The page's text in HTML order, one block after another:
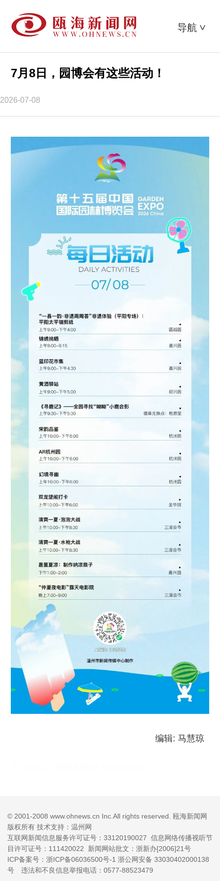
导航 >
7月8日，园博会有这些活动！
2026-07-08
编辑: 马慧琼
© 2001-2008 www.ohnews.cn Inc.All rights reserved. 瓯海新闻网
版权所有 技术支持：温州网
互联网新闻信息服务许可证号：33120190027 信息网络传播视听节
目许可证号：111420022 新闻网站批文：浙新办[2006]21号
ICP备案号：浙ICP备06036500号-1 浙公网安备 33030402000138
号 违法和不良信息举报电话：0577-88523479